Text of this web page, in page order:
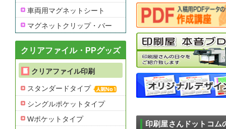
印刷屋さんドットコム
車両用マグネットシート
マグネットクリップ・バー
クリアファイル・PPグッズ
クリアファイル印刷
スタンダードタイプ
シングルポケットタイプ
Wポケットタイプ